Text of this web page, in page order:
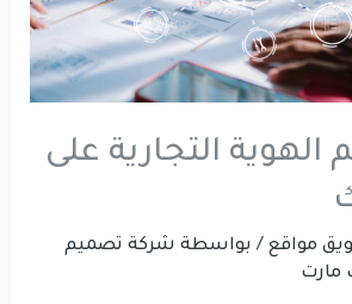
الهوية التجارية على
مواقع / بواسطة شركة تصميم
مارت